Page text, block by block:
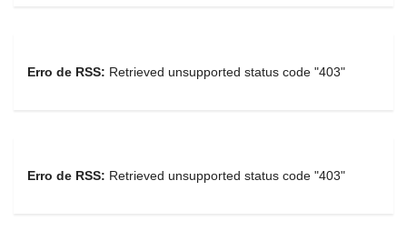
Erro de RSS: Retrieved unsupported status code "403"
Erro de RSS: Retrieved unsupported status code "403"